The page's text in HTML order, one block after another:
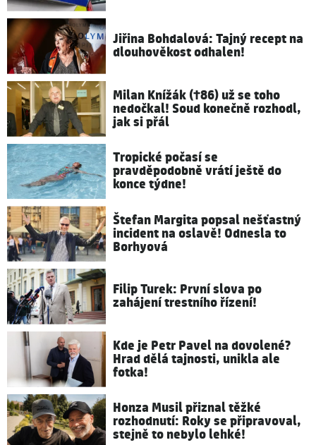
Jiřina Bohdalová: Tajný recept na
dlouhověkost odhalen!
Milan Knížák (†86) už se toho
nedočkal! Soud konečně rozhodl,
jak si přál
Tropické počasí se
pravděpodobně vrátí ještě do
konce týdne!
Štefan Margita popsal nešťastný
incident na oslavě! Odnesla to
Borhyová
Filip Turek: První slova po
zahájení trestního řízení!
Kde je Petr Pavel na dovolené?
Hrad dělá tajnosti, unikla ale
fotka!
Honza Musil přiznal těžké
rozhodnutí: Roky se připravoval,
stejně to nebylo lehké!